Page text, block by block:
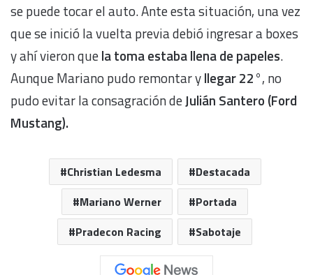
se puede tocar el auto. Ante esta situación, una vez
que se inició la vuelta previa debió ingresar a boxes
y ahí vieron quela toma estaba llena de papeles.
Aunque Mariano pudo remontar yllegar 22°, no
pudo evitar la consagración deJulián Santero (Ford
Mustang).
Christian Ledesma
Destacada
Mariano Werner
Portada
Pradecon Racing
Sabotaje